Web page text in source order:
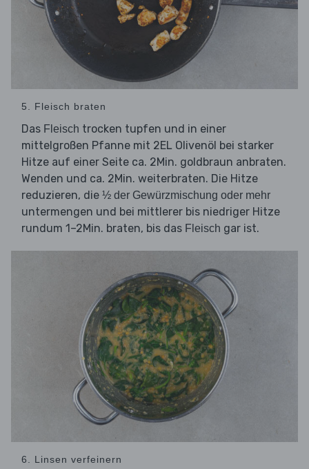
5. Fleisch braten
Das Fleisch trocken tupfen und in einer
mittelgroßen Pfanne mit 2EL Olivenöl bei starker
Hitze auf einer Seite ca. 2Min. goldbraun anbraten.
Wenden und ca. 2Min. weiterbraten. Die Hitze
reduzieren, die ½ der Gewürzmischung oder mehr
untermengen und bei mittlerer bis niedriger Hitze
rundum 1–2Min. braten, bis das Fleisch gar ist.
6. Linsen verfeinern